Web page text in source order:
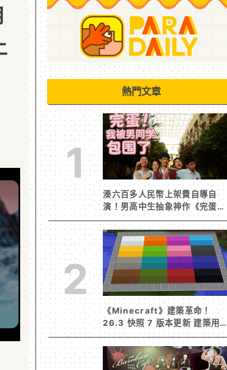
熱門文章
1
湊六百多人民幣上架費自導自
演！男高中生抽象神作《完蛋！
我被男同學包圍了》突然爆紅
2
《Minecraft》建築革命！
26.3 快照 7 版本更新 建築用方
塊家族迎來新成員 混凝土階梯&
半磚震撼登場！